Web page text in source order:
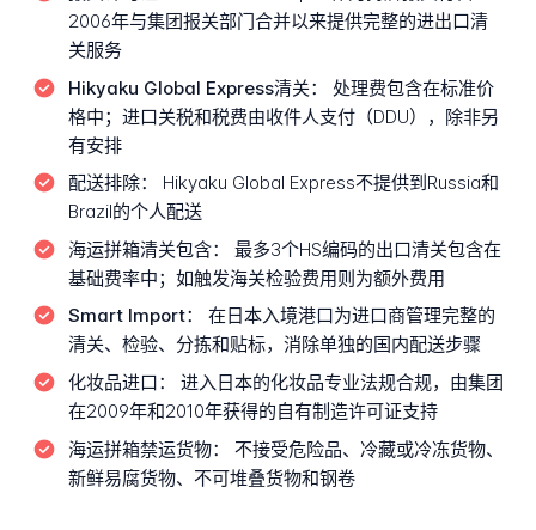
2006年与集团报关部门合并以来提供完整的进出口清
关服务
Hikyaku Global Express清关：
处理费包含在标准价
格中；进口关税和税费由收件人支付（DDU），除非另
有安排
配送排除：
Hikyaku Global Express不提供到Russia和
Brazil的个人配送
海运拼箱清关包含：
最多3个HS编码的出口清关包含在
基础费率中；如触发海关检验费用则为额外费用
Smart Import：
在日本入境港口为进口商管理完整的
清关、检验、分拣和贴标，消除单独的国内配送步骤
化妆品进口：
进入日本的化妆品专业法规合规，由集团
在2009年和2010年获得的自有制造许可证支持
海运拼箱禁运货物：
不接受危险品、冷藏或冷冻货物、
新鲜易腐货物、不可堆叠货物和钢卷